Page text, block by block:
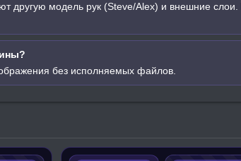
другую модель рук (Steve/Alex) и внешние
без исполняемых файлов.